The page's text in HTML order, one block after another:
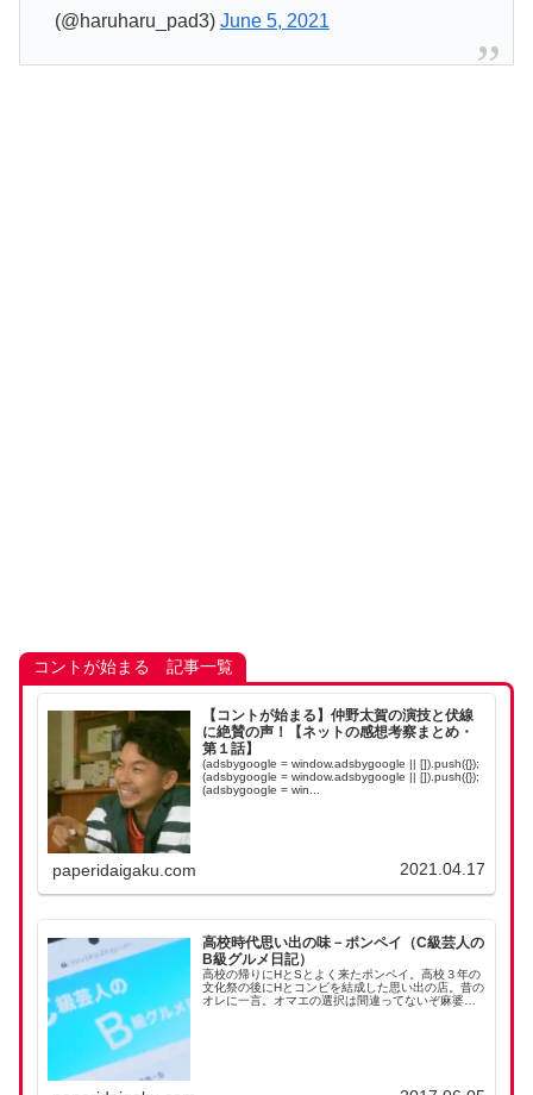
(@haruharu_pad3) June 5, 2021
コントが始まる 記事一覧
【コントが始まる】仲野太賀の演技と伏線
に絶賛の声！【ネットの感想考察まとめ・
第１話】
(adsbygoogle = window.adsbygoogle || []).push({});
(adsbygoogle = window.adsbygoogle || []).push({});
(adsbygoogle = win...
paperidaigaku.com 2021.04.17
高校時代思い出の味－ポンペイ（C級芸人の
B級グルメ日記）
高校の帰りにHとSとよく来たポンペイ。高校３年の
文化祭の後にHとコンビを結成した思い出の店。昔の
オレに一言。オマエの選択は間違ってないぞ麻婆